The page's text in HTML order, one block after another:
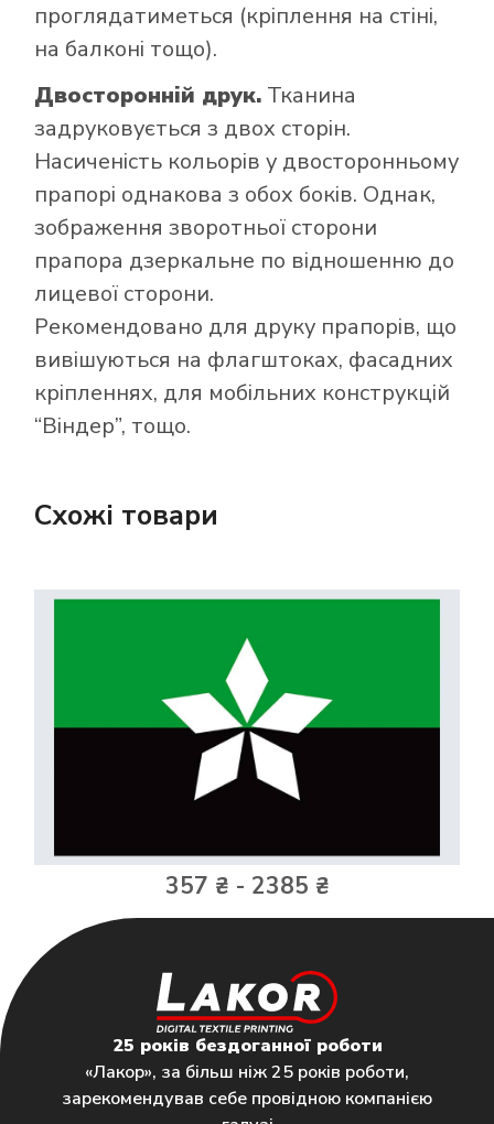
проглядатиметься (кріплення на стіні,
на балконі тощо).
Двосторонній друк. Тканина
задруковується з двох сторін.
Насиченість кольорів у двосторонньому
прапорі однакова з обох боків. Однак,
зображення зворотньої сторони
прапора дзеркальне по відношенню до
лицевої сторони.
Рекомендовано для друку прапорів, що
вивішуються на флагштоках, фасадних
кріпленнях, для мобільних конструкцій
“Віндер”, тощо.
Схожі товари
357 ₴ - 2385 ₴
25 років бездоганної роботи
«Лакор», за більш ніж 25 років роботи,
зарекомендував себе провідною компанією